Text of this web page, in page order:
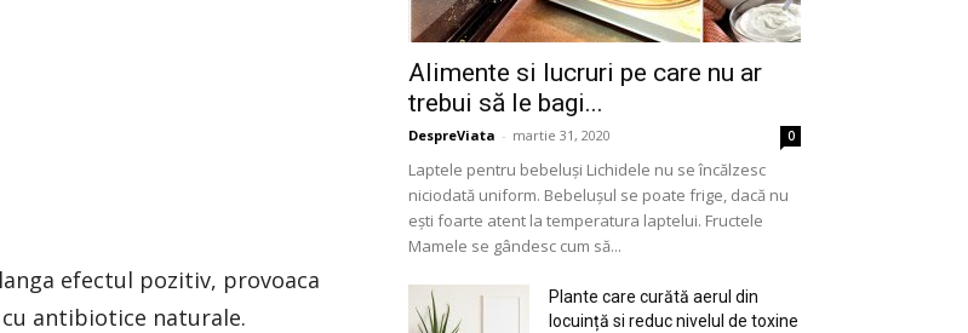
efectul pozitiv, provoaca
antibiotice naturale.
Alimente si lucruri pe care nu ar
trebui să le bagi...
DespreViata - martie 31, 2020 0
Laptele pentru bebeluși Lichidele nu se încălzesc
niciodată uniform. Bebelușul se poate frige, dacă nu
ești foarte atent la temperatura laptelui. Fructele
Mamele se gândesc cum să...
Plante care curătă aerul din
locuință si reduc nivelul de toxine